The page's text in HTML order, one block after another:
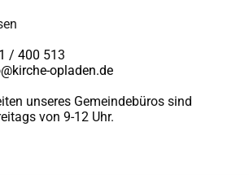
/ 400 513
opladen.de
unseres Gemeindebüros sind
von 9-12 Uhr.